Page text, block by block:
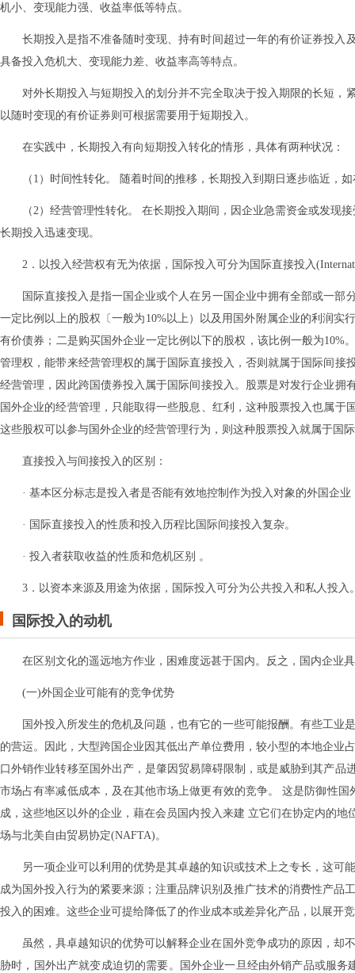
机小、变现能力强、收益率低等特点。
长期投入是指不准备随时变现、持有时间超过一年的有价证券投
具备投入危机大、变现能力差、收益率高等特点。
对外长期投入与短期投入的划分并不完全取决于投入期限的长短
以随时变现的有价证券则可根据需要用于短期投入。
在实践中，长期投入有向短期投入转化的情形，具体有两种状况：
（1）时间性转化。 随着时间的推移，长期投入到期日逐步临近，
（2）经营管理性转化。 在长期投入期间，因企业急需资金或发
长期投入迅速变现。
2．以投入经营权有无为依据，国际投入可分为国际直接投入
国际直接投入是指一国企业或个人在另一国企业中拥有全部或一
一定比例以上的股权〔一般为10%以上）以及用国外附属企业的利润
有价债券；二是购买国外企业一定比例以下的股权，该比例一般为
管理权，能带来经营管理权的属于国际直接投入，否则就属于国际间
经营管理，因此跨国债券投入属于国际间接投入。股票是对发行企业
国外企业的经营管理，只能取得一些股息、红利，这种股票投入也属
这些股权可以参与国外企业的经营管理行为，则这种股票投入就属于国
直接投入与间接投入的区别：
· 基本区分标志是投入者是否能有效地控制作为投入对象的外国企
· 国际直接投入的性质和投入历程比国际间接投入复杂。
· 投入者获取收益的性质和危机区别 。
3．以资本来源及用途为依据，国际投入可分为公共投入和私人投入
国际投入的动机
在区别文化的遥远地方作业，困难度远甚于国内。反之，国内企业
(一)外国企业可能有的竞争优势
国外投入所发生的危机及问题，也有它的一些可能报酬。有些工
的营运。因此，大型跨国企业因其低出产单位费用，较小型的本地企
口外销作业转移至国外出产，是肇因贸易障碍限制，或是威胁到其产
市场占有率减低成本，及在其他市场上做更有效的竞争。 这是防御性
成，这些地区以外的企业，藉在会员国内投入来建 立它们在协定内的
场与北美自由贸易协定(NAFTA)。
另一项企业可以利用的优势是其卓越的知识或技术上之专长，这
成为国外投入行为的紧要来源；注重品牌识别及推广技术的消费性产
投入的困难。这些企业可提给降低了的作业成本或差异化产品，以展开
虽然，具卓越知识的优势可以解释企业在国外竞争成功的原因，却
胁时，国外出产就变成迫切的需要。国外企业一旦经由外销产品或服